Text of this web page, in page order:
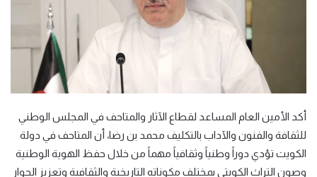
أكد الأمين العام المساعد لقطاع الآثار والمتاحف في المجلس الوطني
للثقافة والفنون والآداب بالتكليف محمد بن رضا، أن المتاحف في دولة
الكويت تؤدي دوراً وطنياً وثقافياً مهماً من خلال حفظ الهوية الوطنية
وصون التراث الكويتي بمختلف مكوناته التاريخية والثقافية وتعزيز الحوار